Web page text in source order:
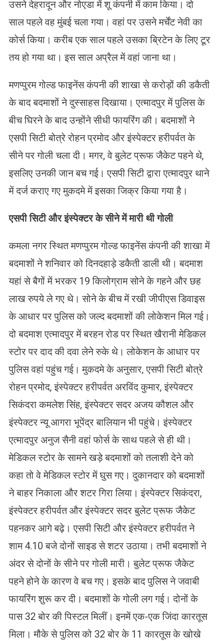
उसने देहरादून और नोएडा में शू कंपनी में काम किया। दो
साल पहले वह मुंबई चला गया। वहां पर उसने मर्चेंट नेवी का
कोर्स किया। करीब एक साल पहले उसका ब्रिटेन के लिए टूर
तय हो गया था। इस साल अप्रैल में वहां जाना था।
मणप्पुरम गोल्ड फाइनेंस कंपनी की शाखा से करोड़ों की डकैती
के बाद बदमाशों ने दुस्साहस दिखाया। एत्मादपुर में पुलिस के
बीच घिरने के बाद उन्होंने सीधी फायरिंग की। बदमाशों ने
एसपी सिटी बोत्रे रोहन प्रमोद और इंस्पेक्टर हरीपर्वत के
सीने पर गोली चला दी। मगर, वे बुलेट प्रूफ जैकेट पहने थे,
इसलिए उनकी जान बच गई। एसपी सिटी द्वारा एत्मादपुर थाने
में दर्ज कराए गए मुकदमे में इसका जिक्र किया गया है।
एसपी सिटी और इंस्पेक्टर के सीने में मारी थी गोली
कमला नगर स्थित मणप्पुरम गोल्ड फाइनेंस कंपनी की शाखा में
बदमाशों ने शनिवार को दिनदहाड़े डकैती डाली थी। बदमाश
यहां से बैगों में भरकर 19 किलोग्राम सोने के गहने और छह
लाख रुपये ले गए थे। सोने के बीच में रखी जीपीएस डिवाइस
के आधार पर पुलिस को जल्द बदमाशों की लोकेशन मिल गई।
दो बदमाश एत्मादपुर में बरहन रोड पर स्थित खैरानी मेडिकल
स्टोर पर दाद की दवा लेने रुके थे। लोकेशन के आधार पर
पुलिस वहां पहुंच गई। मुकदमे के अनुसार, एसपी सिटी बोत्रे
रोहन प्रमोद, इंस्पेक्टर हरीपर्वत अरविंद कुमार, इंस्पेक्टर
सिकंदरा कमलेश सिंह, इंस्पेक्टर सदर अजय कौशल और
इंस्पेक्टर न्यू आगरा भूपेंद्र बालियान भी पहुंचे। इंस्पेक्टर
एत्मादपुर अनुज सैनी वहां फोर्स के साथ पहले से ही थी।
मेडिकल स्टोर के सामने खड़े बदमाशों को तलाशी देने को
कहा तो वे मेडिकल स्टोर में घुस गए। दुकानदार को बदमाशों
ने बाहर निकाला और शटर गिरा लिया। इंस्पेक्टर सिकंदरा,
इंस्पेक्टर हरीपर्वत और इंस्पेक्टर सदर बुलेट प्रूफ जैकेट
पहनकर आगे बढ़े। एसपी सिटी और इंस्पेक्टर हरीपर्वत ने
शाम 4.10 बजे दोनों साइड से शटर उठाया। तभी बदमाशों ने
अंदर से दोनों के सीने पर गोली मारी। बुलेट प्रूफ जैकेट
पहने होने के कारण वे बच गए। इसके बाद पुलिस ने जवाबी
फायरिंग शुरू कर दी। बदमाशों के गोली लग गई। दोनों के
पास 32 बोर की पिस्टल मिलीं। इनमें एक-एक जिंदा कारतूस
मिला। मौके से पुलिस को 32 बोर के 11 कारतूस के खोखे